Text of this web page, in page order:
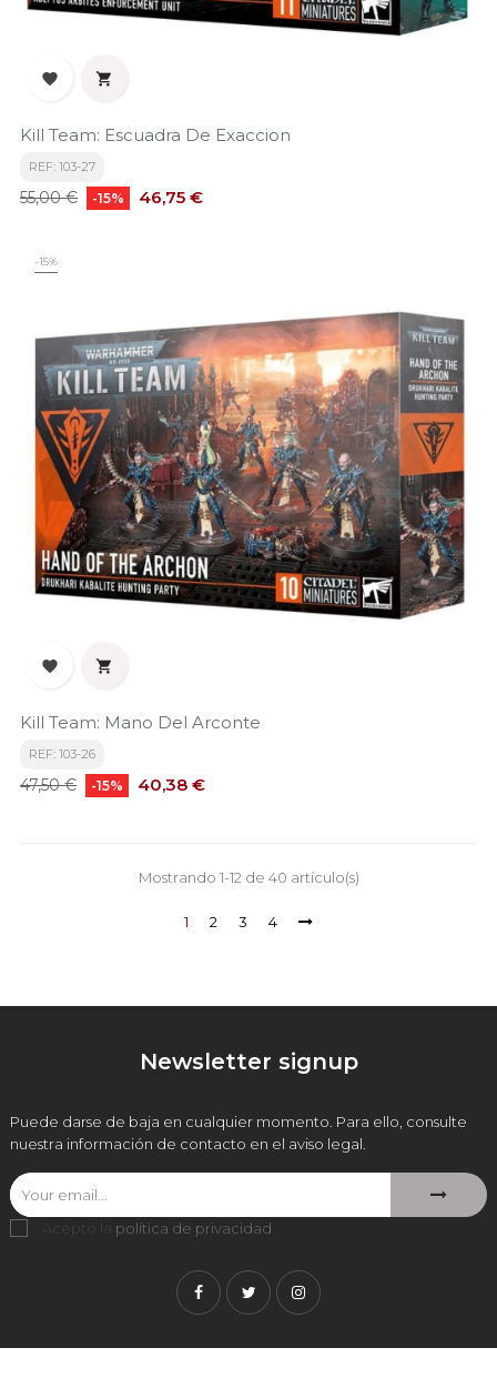
 
Kill Team: Escuadra De Exaccion
REF: 103-27
Precio
55,00 € -15% Precio
46,75 €
-15%
 
Kill Team: Mano Del Arconte
REF: 103-26
Precio
47,50 € -15% Precio
40,38 €
Mostrando 1-12 de 40 artículo(s)
1 2 3 4
Newsletter signup
Puede darse de baja en cualquier momento. Para ello, consulte
nuestra información de contacto en el aviso legal.
Acepto la política de privacidad
FacebookTwitterInstagram